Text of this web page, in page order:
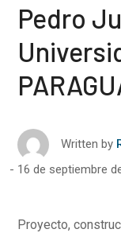
Pedro
Written by
16 de septiembre
Proyecto,